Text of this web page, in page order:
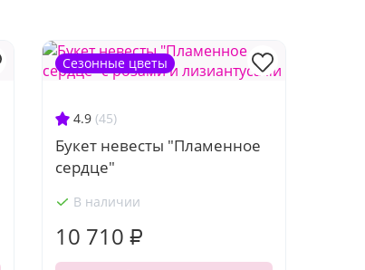
4.9 (45)
Букет невесты "Пламенное
сердце"
В наличии
10 710 ₽
Сезонные цветы